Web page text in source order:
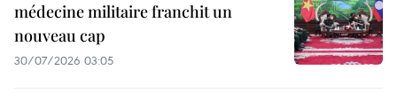
médecine militaire franchit un
nouveau cap
30/07/2026 03:05